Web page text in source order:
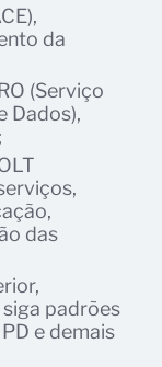
da
(Serviço
Dados),
das
padrões
e demais